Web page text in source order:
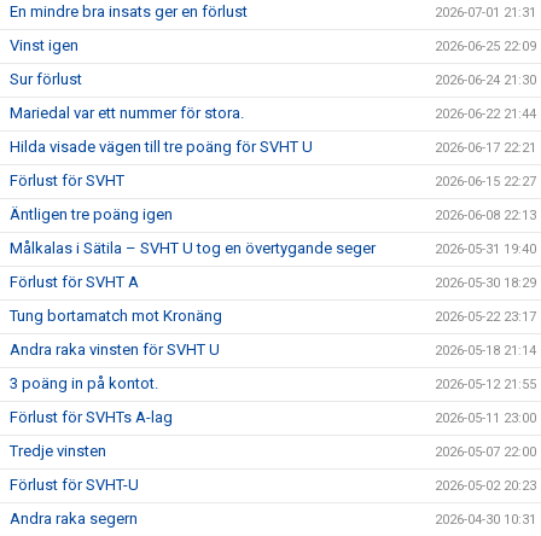
En mindre bra insats ger en förlust 2026-07-01 21:31
Vinst igen 2026-06-25 22:09
Sur förlust 2026-06-24 21:30
Mariedal var ett nummer för stora. 2026-06-22 21:44
Hilda visade vägen till tre poäng för SVHT U 2026-06-17 22:21
Förlust för SVHT 2026-06-15 22:27
Äntligen tre poäng igen 2026-06-08 22:13
Målkalas i Sätila – SVHT U tog en övertygande seger 2026-05-31 19:40
Förlust för SVHT A 2026-05-30 18:29
Tung bortamatch mot Kronäng 2026-05-22 23:17
Andra raka vinsten för SVHT U 2026-05-18 21:14
3 poäng in på kontot. 2026-05-12 21:55
Förlust för SVHTs A-lag 2026-05-11 23:00
Tredje vinsten 2026-05-07 22:00
Förlust för SVHT-U 2026-05-02 20:23
Andra raka segern 2026-04-30 10:31